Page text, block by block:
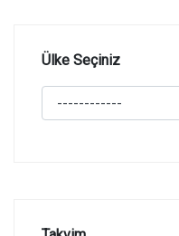
Ülke Seçiniz